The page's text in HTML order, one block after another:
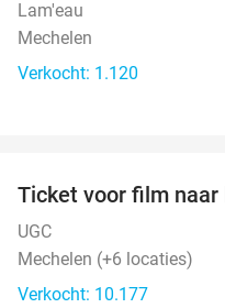
Lam'eau
Mechelen
Verkocht: 1.120
Ticket voor film naar
UGC
Mechelen (+6 locaties)
Verkocht: 10.177